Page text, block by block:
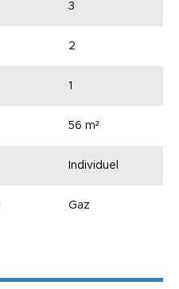
3
2
1
56 m²
Individuel
Gaz